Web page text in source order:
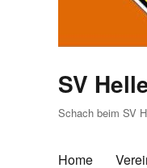
SV
Schach beim SV
Home